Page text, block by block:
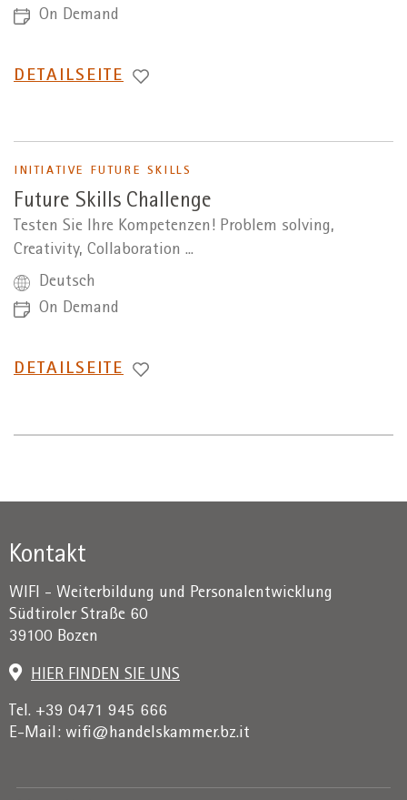
On Demand
WECHSEL
DETAILSEITE
INITIATIVE FUTURE SKILLS
Future Skills Challenge
Testen Sie Ihre Kompetenzen! Problem solving,
Creativity, Collaboration ...
Deutsch
On Demand
WECHSEL
DETAILSEITE
Kontakt
WIFI - Weiterbildung und Personalentwicklung
Südtiroler Straße 60
39100 Bozen
HIER FINDEN SIE UNS
Tel. +39 0471 945 666
E-Mail: wifi@handelskammer.bz.it